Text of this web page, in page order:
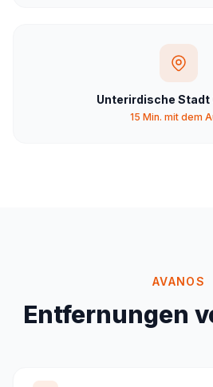
Unterirdische Stadt
15 Min. mit dem
AVANOS
Entfernungen